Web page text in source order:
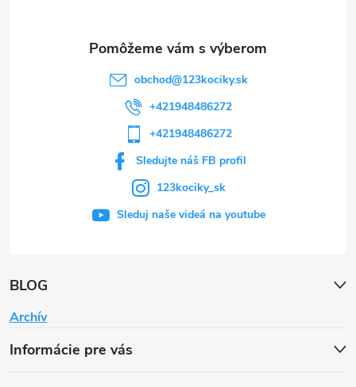
BLOG
Archív
Informácie pre vás
obchod@123kociky.sk
+421948486272
+421948486272
Sledujte náš FB profil
123kociky_sk
Sleduj naše videá na youtube